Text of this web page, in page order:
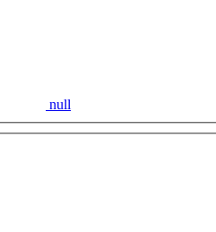
null